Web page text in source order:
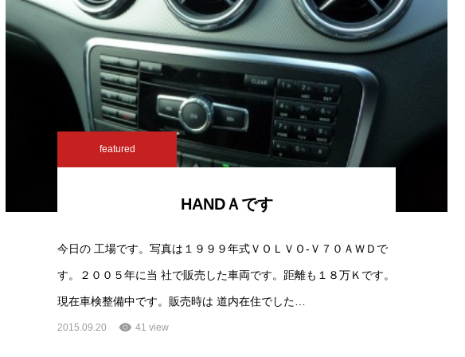
featured
HANDＡです
今日の 工場です。写真は１９９９年式ＶＯＬＶＯ-Ｖ７０ＡＷＤで
す。２００５年に当 社で販売した車両です。距離も１８万Ｋです。
現在車検整備中です。販売時は 道内在住でした…
2015.09.20 41 view